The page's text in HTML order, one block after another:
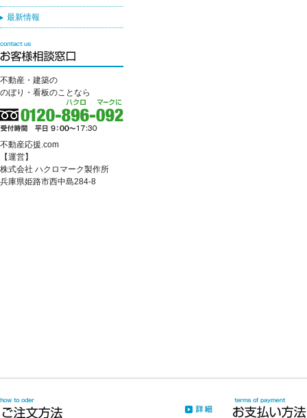
最新情報
不動産・建築の
のぼり・看板のことなら
不動産応援.com
【運営】
株式会社 ハクロマーク製作所
兵庫県姫路市西中島284-8